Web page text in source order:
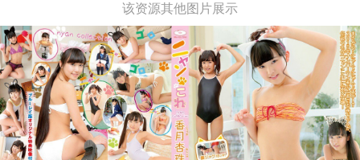
该资源其他图片展示